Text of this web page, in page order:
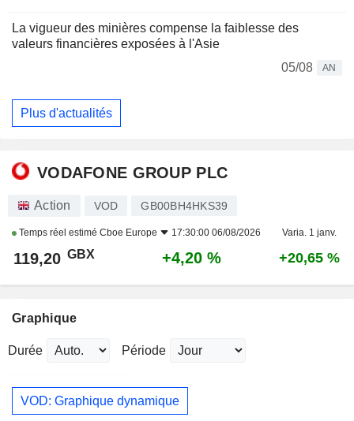
La vigueur des minières compense la faiblesse des
valeurs financières exposées à l'Asie
05/08
AN
Plus d'actualités
VODAFONE GROUP PLC
Action VOD GB00BH4HKS39
Temps réel estimé Cboe Europe 17:30:00 06/08/2026 Varia. 1 janv.
119,20 GBX +4,20 % +20,65 %
Graphique
Durée Période
VOD: Graphique dynamique